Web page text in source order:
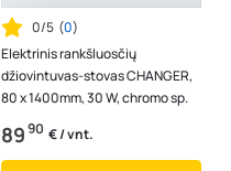
0/5 (0)
Elektrinis rankšluosčių
džiovintuvas-stovas CHANGER,
80 x 1400mm, 30 W, chromo sp.
8990 € / vnt.